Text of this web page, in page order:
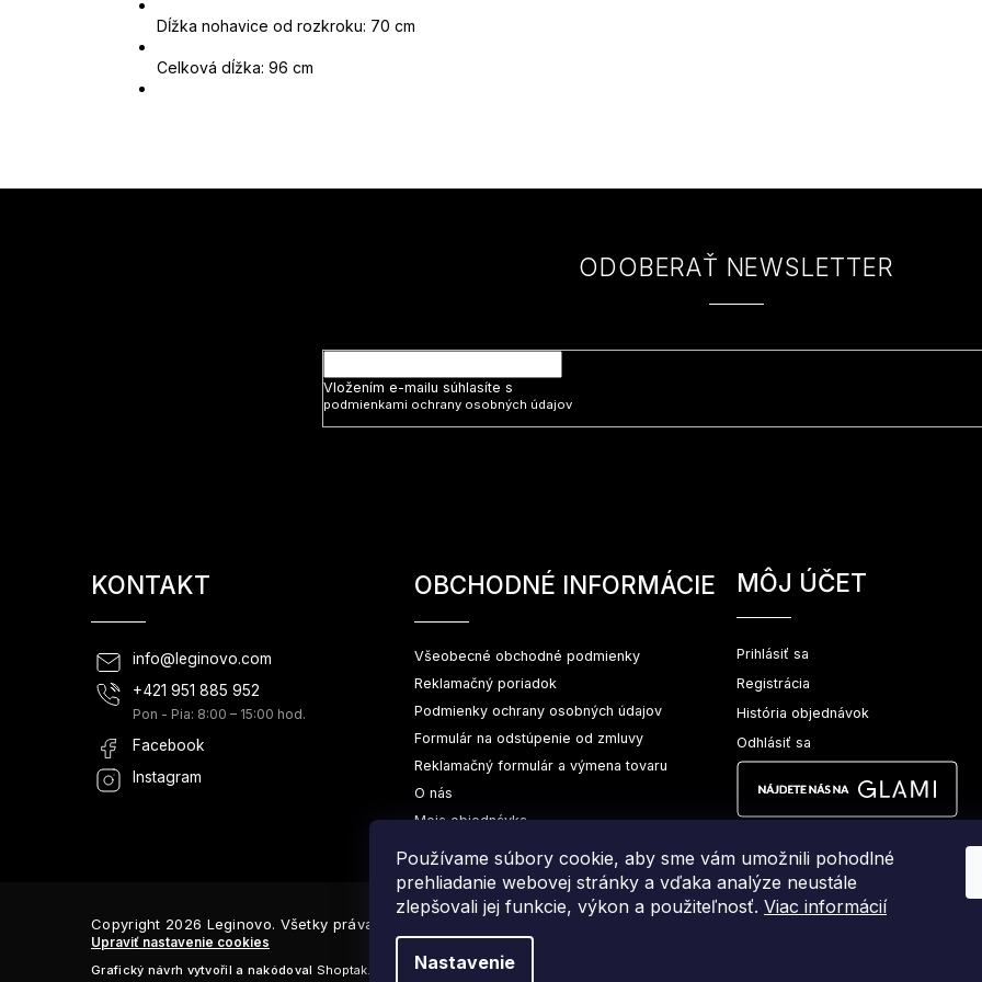
Používame súbory cookie, aby sme vám umožnili pohodlné
prehliadanie webovej stránky a vďaka analýze neustále
zlepšovali jej funkcie, výkon a použiteľnosť. Viac informácií
Nastavenie
Dĺžka nohavice od rozkroku: 70 cm
Celková dĺžka: 96 cm
ODOBERAŤ NEWSLETTER
Vložením e-mailu súhlasíte s
podmienkami ochrany osobných údajov
KONTAKT
info@ leginovo.com
+421 951 885 952
Pon - Pia: 8:00 – 15:00 hod.
Facebook
Instagram
OBCHODNÉ INFORMÁCIE
Všeobecné obchodné podmienky
Reklamačný poriadok
Podmienky ochrany osobných údajov
Formulár na odstúpenie od zmluvy
Reklamačný formulár a výmena tovaru
O nás
Moja objednávka
MÔJ ÚČET
Prihlásiť sa
Registrácia
História objednávok
Odhlásiť sa
Copyright 2026 Leginovo. Všetky práva vyhradené.
Upraviť nastavenie cookies
Grafický návrh vytvořil a nakódoval Shoptak.cz